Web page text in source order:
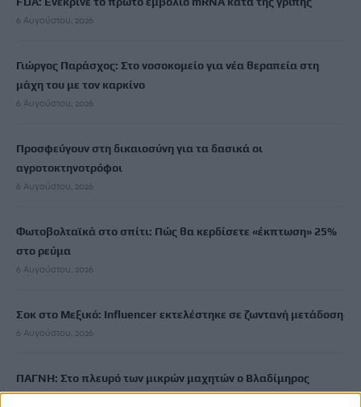
6 Αυγούστου, 2026
Γιώργος Παράσχος: Στο νοσοκομείο για νέα θεραπεία στη
μάχη του με τον καρκίνο
6 Αυγούστου, 2026
Προσφεύγουν στη δικαιοσύνη για τα δασικά οι
αγροτοκτηνοτρόφοι
6 Αυγούστου, 2026
Φωτοβολταϊκά στο σπίτι: Πώς θα κερδίσετε «έκπτωση» 25%
στο ρεύμα
6 Αυγούστου, 2026
Σοκ στο Μεξικό: Influencer εκτελέστηκε σε ζωντανή μετάδοση
6 Αυγούστου, 2026
ΠΑΓΝΗ: Στο πλευρό των μικρών μαχητών ο Βλαδίμηρος
Κυριακίδης